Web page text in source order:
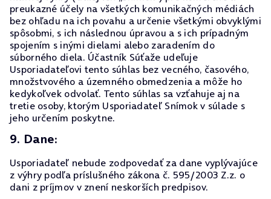
preukazné účely na všetkých komunikačných médiách
bez ohľadu na ich povahu a určenie všetkými obvyklými
spôsobmi, s ich následnou úpravou a s ich prípadným
spojením s inými dielami alebo zaradením do
súborného diela. Účastník Súťaže udeľuje
Usporiadateľovi tento súhlas bez vecného, časového,
množstvového a územného obmedzenia a môže ho
kedykoľvek odvolať. Tento súhlas sa vzťahuje aj na
tretie osoby, ktorým Usporiadateľ Snímok v súlade s
jeho určením poskytne.
9. Dane:
Usporiadateľ nebude zodpovedať za dane vyplývajúce
z výhry podľa príslušného zákona č. 595/2003 Z.z. o
dani z príjmov v znení neskorších predpisov.